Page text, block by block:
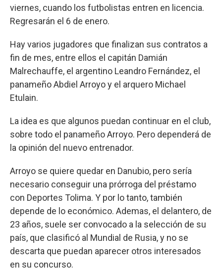
viernes, cuando los futbolistas entren en licencia.
Regresarán el 6 de enero.
Hay varios jugadores que finalizan sus contratos a
fin de mes, entre ellos el capitán Damián
Malrechauffe, el argentino Leandro Fernández, el
panameño Abdiel Arroyo y el arquero Michael
Etulain.
La idea es que algunos puedan continuar en el club,
sobre todo el panameño Arroyo. Pero dependerá de
la opinión del nuevo entrenador.
Arroyo se quiere quedar en Danubio, pero sería
necesario conseguir una prórroga del préstamo
con Deportes Tolima. Y por lo tanto, también
depende de lo económico. Ademas, el delantero, de
23 años, suele ser convocado a la selección de su
país, que clasificó al Mundial de Rusia, y no se
descarta que puedan aparecer otros interesados
en su concurso.